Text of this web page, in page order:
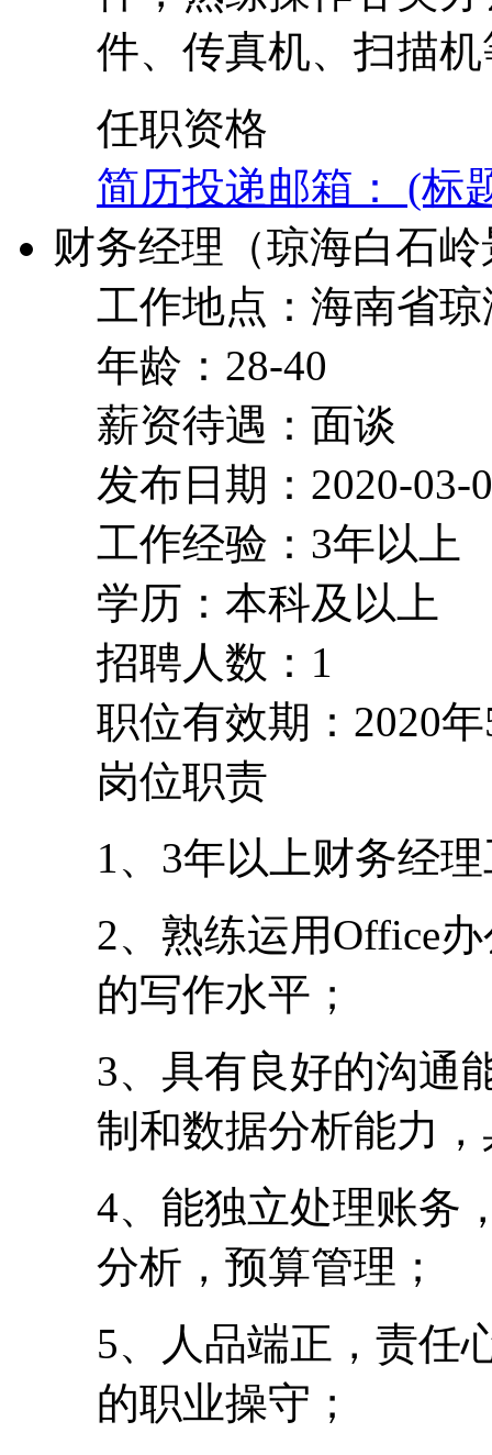
件、传真机、扫描
任职资格
简历投递邮箱： (标
财务经理（琼海白石
工作地点：海南省
年龄：28-40
薪资待遇：面谈
发布日期：2020-03-
工作经验：3年以上
学历：本科及以上
招聘人数：1
职位有效期：2020
岗位职责
1、3年以上财务经
2、熟练运用Office
的写作水平；
3、具有良好的沟通
制和数据分析能力
4、能独立处理账务
分析，预算管理；
5、人品端正，责任
的职业操守；